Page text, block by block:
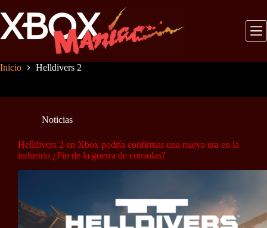
al
contenido
Inicio Helldivers 2
Noticias
Helldivers 2 en Xbox podría confirmar una nueva era en la
industria ¿Fin de la guerra de consolas?